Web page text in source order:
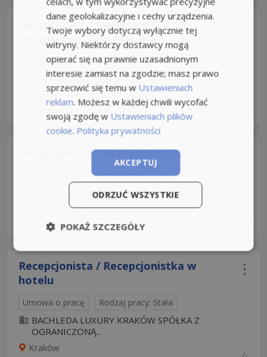
Recepcjonista medyczny /
Recepcjonistka medyczna
Rodzaj pracy: Stała
MEDI ZDROWIE sp. z o.o
Kraków, Podgórze
24 dni temu z
pracuj.pl
Recepcjonista / Recepcjonistka
Rodzaj pracy: Stała
Hti spółka z ograniczoną odpowiedzialnością
Kraków, Stare Miasto
25 dni temu zpracuj.pl
Recepcjonista / Recepcjonistka w
hotelu
Umowa o pracę Rodzaj pracy: Stała
BACHLEDA LUXURY KRAKÓW SPÓŁKA Z
OGRANICZONĄ...
Kraków
dane geolokalizacyjne i cechy urządzenia.
Twoje wybory dotyczą wyłącznie tej
witryny. Niektórzy dostawcy mogą
opierać się na prawnie uzasadnionym
interesie zamiast na zgodzie; masz prawo
sprzeciwić się temu w Ustawieniach
reklam. Możesz w każdej chwili wycofać
swoją zgodę w Ustawieniach plików
cookie. Polityka prywatności
AKCEPTUJ
ODRZUĆ WSZYSTKIE
POKAŻ SZCZEGÓŁY